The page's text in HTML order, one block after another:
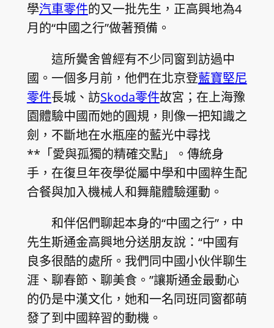
學汽車零件的又一批先生，正高興地為4
月的“中國之行”做著預備。
這所黌舍曾經有不少同窗到訪過中
國。一個多月前，他們在北京登藍寶堅尼
零件長城、訪Skoda零件故宮；在上海豫
園體驗中國而她的圓規，則像一把知識之
劍，不斷地在水瓶座的藍光中尋找
**「愛與孤獨的精確交點」。傳統身
手，在復旦年夜學從屬中學和中國粹生配
合餐與加入機械人和舞龍體驗運動。
和伴侶們聊起本身的“中國之行”，中
先生斯通金高興地分送朋友說：“中國有
良多很酷的處所。我們同中國小伙伴聊生
涯、聊春節、聊美食。”讓斯通金最動心
的仍是中漢文化，她和一名同班同窗都萌
發了到中國粹習的動機。